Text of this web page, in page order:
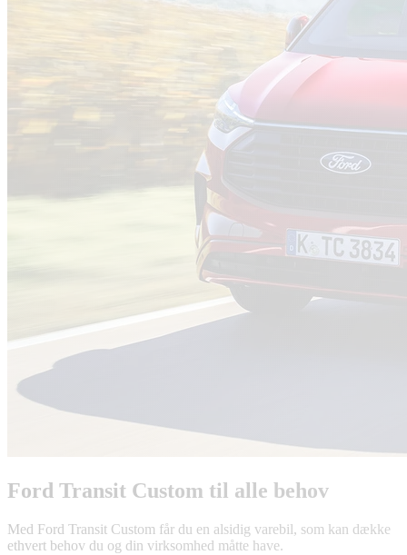
Ford Transit Custom til alle behov
Med Ford Transit Custom får du en alsidig varebil, som kan dække
ethvert behov du og din virksomhed måtte have.